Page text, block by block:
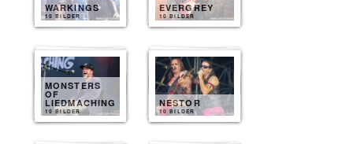
WARKINGS
10 BILDER
EVERGREY
10 BILDER
MONSTERS
OF
LIEDMACHING
10 BILDER
NESTOR
10 BILDER